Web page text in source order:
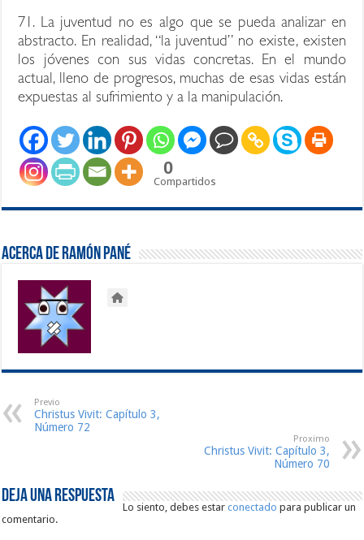
71. La juventud no es algo que se pueda analizar en
abstracto. En realidad, “la juventud” no existe, existen
los jóvenes con sus vidas concretas. En el mundo
actual, lleno de progresos, muchas de esas vidas están
expuestas al sufrimiento y a la manipulación.
0
Compartidos
Acerca de Ramón Pané
Previo
Christus Vivit: Capítulo 3,
Número 72
Proximo
Christus Vivit: Capítulo 3,
Número 70
Deja una respuesta
Lo siento, debes estarconectado para publicar un
comentario.